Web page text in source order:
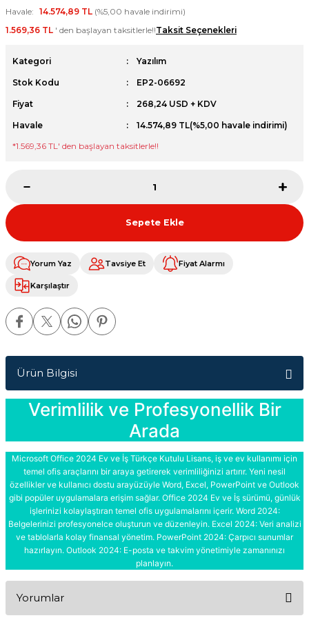
Havale 14.574,89 TL (%5,00 havale indirimi)
1.569,36 TL ' den başlayan taksitlerle!!Taksit Seçenekleri
Kategori Yazılım
Stok Kodu EP2-06692
Fiyat 268,24 USD + KDV
Havale 14.574,89 TL(%5,00 havale indirimi)
*1.569,36 TL' den başlayan taksitlerle!!
Sepete Ekle
Yorum Yaz Tavsiye Et Fiyat Alarmı
Karşılaştır
Ürün Bilgisi
Verimlilik ve Profesyonellik Bir
Arada
Microsoft Office 2024 Ev ve İş Türkçe Kutulu Lisans, iş ve ev kullanımı için
temel ofis araçlarını bir araya getirerek verimliliğinizi artırır. Yeni nesil
özellikler ve kullanıcı dostu arayüzüyle Word, Excel, PowerPoint ve Outlook
gibi popüler uygulamalara erişim sağlar. Office 2024 Ev ve İş sürümü, günlük
işlerinizi kolaylaştıran temel ofis uygulamalarını içerir. Word 2024:
Belgelerinizi profesyonelce oluşturun ve düzenleyin. Excel 2024: Veri analizi
ve tablolarla kolay finansal yönetim. PowerPoint 2024: Çarpıcı sunumlar
hazırlayın. Outlook 2024: E-posta ve takvim yönetimiyle zamanınızı
planlayın.
Yorumlar